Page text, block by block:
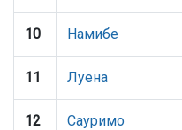
10 Намибе
11 Луена
12 Сауримо